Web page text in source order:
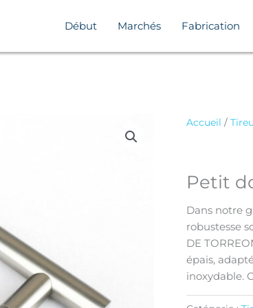
Début Marchés Fabrication
Accueil /
Petit
Dans notre
robustesse
DE
épais,
inoxydable.